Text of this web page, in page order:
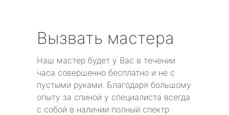
Вызвать мастера
Наш мастер будет у Вас в течении
часа совершенно бесплатно и не с
пустыми руками. Благодаря большому
опыту за спиной у специалиста всегда
с собой в наличии полный спектр